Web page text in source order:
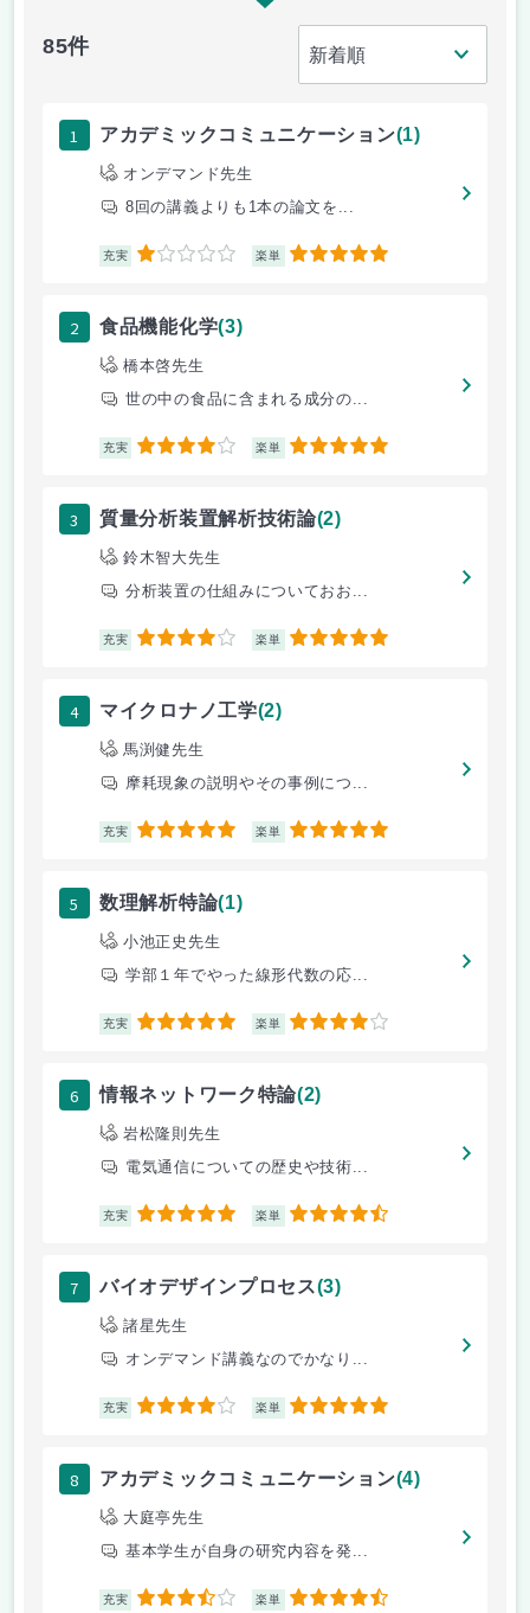
85件
1 アカデミックコミュニケーション(1)
オンデマンド先生
8回の講義よりも1本の論文を...
充実 1 楽単 5
2 食品機能化学(3)
橋本啓先生
世の中の食品に含まれる成分の...
充実 4 楽単 5
3 質量分析装置解析技術論(2)
鈴木智大先生
分析装置の仕組みについておお...
充実 4 楽単 5
4 マイクロナノ工学(2)
馬渕健先生
摩耗現象の説明やその事例につ...
充実 5 楽単 5
5 数理解析特論(1)
小池正史先生
学部１年でやった線形代数の応...
充実 5 楽単 4
6 情報ネットワーク特論(2)
岩松隆則先生
電気通信についての歴史や技術...
充実 5 楽単 4.5
7 バイオデザインプロセス(3)
諸星先生
オンデマンド講義なのでかなり...
充実 4 楽単 5
8 アカデミックコミュニケーション(4)
大庭亭先生
基本学生が自身の研究内容を発...
充実 3.5 楽単 4.5